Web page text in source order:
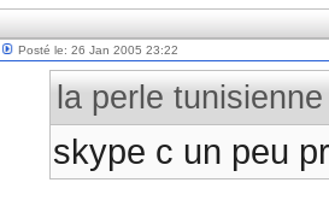
Posté le: 26 Jan 2005 23:22
la perle
skype c un peu